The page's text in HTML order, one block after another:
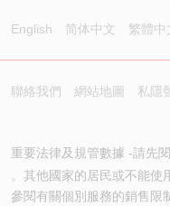
English 简体中文 繁體中
聯絡我們 網站地圖 私隱
重要法律及規管數據 -請先
。其他國家的居民或不能使
參閱有關個別服務的銷售限